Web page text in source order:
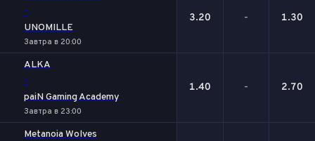
-
UNOMILLE
Завтра в 20:00
3.20 - 1.30
ALKA
-
paiN Gaming Academy
Завтра в 23:00
1.40 - 2.70
Metanoia Wolves